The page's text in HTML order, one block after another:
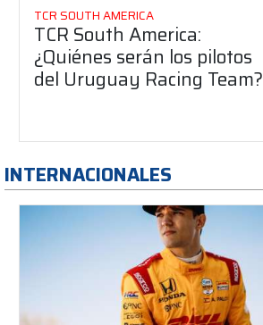
TCR SOUTH AMERICA
TCR South America:
¿Quiénes serán los pilotos
del Uruguay Racing Team?
INTERNACIONALES